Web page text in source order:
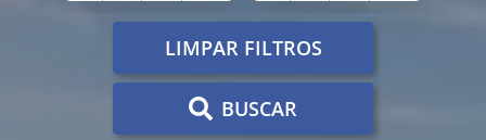
LIMPAR FILTROS
BUSCAR